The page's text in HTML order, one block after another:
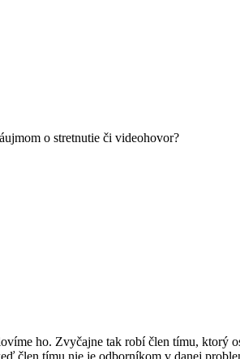
o stretnutie či videohovor?
ho. Zvyčajne tak robí člen tímu, ktorý